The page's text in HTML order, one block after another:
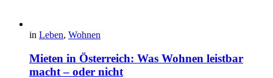
in Leben, Wohnen
Mieten in Österreich: Was Wohnen leistbar
macht – oder nicht